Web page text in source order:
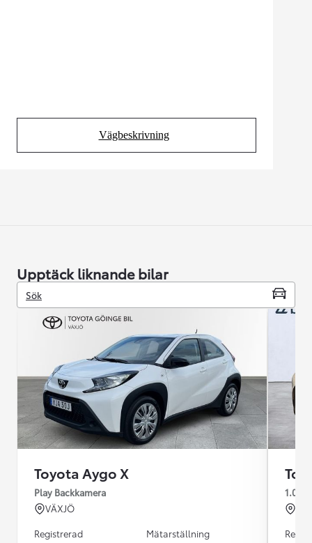
Vägbeskrivning
(Opens in new tab)
Upptäck liknande bilar
Sök
Toyota Aygo X
Play Backkamera
VÄXJÖ
Registrerad
Mätarställning
1.0 s-